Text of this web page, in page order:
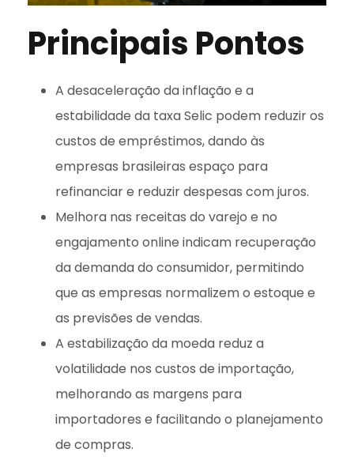
Principais Pontos
A desaceleração da inflação e a
estabilidade da taxa Selic podem reduzir os
custos de empréstimos, dando às
empresas brasileiras espaço para
refinanciar e reduzir despesas com juros.
Melhora nas receitas do varejo e no
engajamento online indicam recuperação
da demanda do consumidor, permitindo
que as empresas normalizem o estoque e
as previsões de vendas.
A estabilização da moeda reduz a
volatilidade nos custos de importação,
melhorando as margens para
importadores e facilitando o planejamento
de compras.